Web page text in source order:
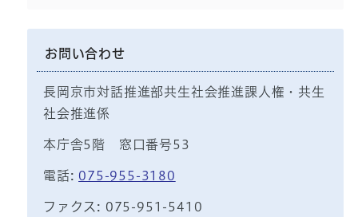
お問い合わせ
長岡京市対話推進部共生社会推進課人権・共生
社会推進係
本庁舎5階 窓口番号53
電話: 075-955-3180
ファクス: 075-951-5410